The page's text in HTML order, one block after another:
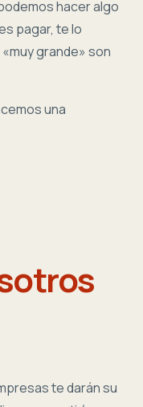
hacer algo
pagar, te lo
grande» son
una
te darán su